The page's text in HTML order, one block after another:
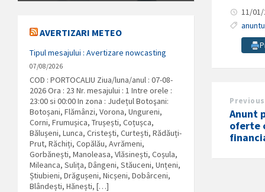
11/
Previous
Anunt
oferte
AVERTIZARI METEO
Tipul mesajului : Avertizare nowcasting
07/08/2026
COD : PORTOCALIU Ziua/luna/anul : 07-08-
2026 Ora : 23 Nr. mesajului : 1 Intre orele :
23:00 si 00:00 In zona : Județul Botoşani:
Botoșani, Flămânzi, Vorona, Ungureni,
Corni, Frumușica, Trușești, Coțușca,
Bălușeni, Lunca, Cristești, Curtești, Rădăuți-
Prut, Răchiți, Copălău, Avrămeni,
Gorbănești, Manoleasa, Vlăsinești, Coșula,
Mileanca, Sulița, Dângeni, Stăuceni, Unțeni,
Știubieni, Drăgușeni, Nicșeni, Dobârceni,
Blândești, Hănești, […]